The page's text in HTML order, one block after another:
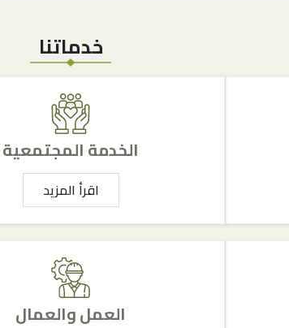
خدماتنا
الخدمة المجتمعية
اقرأ المزيد
العمل والعمال